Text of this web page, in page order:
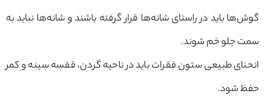
گوش‌ها باید در راستای شانه‌ها قرار گرفته باشند و شانه‌ها نباید به
سمت جلو خم شوند.
انحنای طبیعی ستون فقرات باید در ناحیه گردن، قفسه سینه و کمر
حفظ شود.